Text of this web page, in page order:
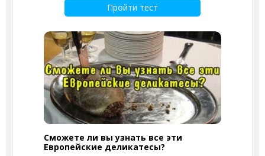
Пройти тест
Сможете ли вы узнать все эти
Европейские деликатесы?